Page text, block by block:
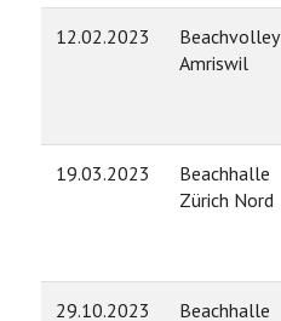
12.02.2023
Beachvolley
Amriswil
19.03.2023
Beachhalle
Zürich Nord
29.10.2023
Beachhalle